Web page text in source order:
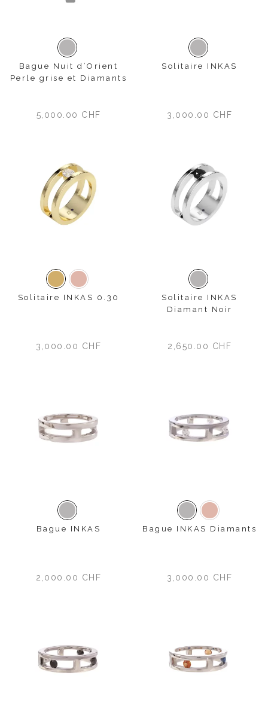
Or blanc
Bague Nuit d’Orient
Perle grise et Diamants
5,000.00 CHF
Or blanc
Solitaire INKAS
3,000.00 CHF
Or jauneOr rose
Solitaire INKAS 0.30
3,000.00 CHF
Or blanc
Solitaire INKAS
Diamant Noir
2,650.00 CHF
Or blanc
Bague INKAS
2,000.00 CHF
Or blancOr rose
Bague INKAS Diamants
3,000.00 CHF